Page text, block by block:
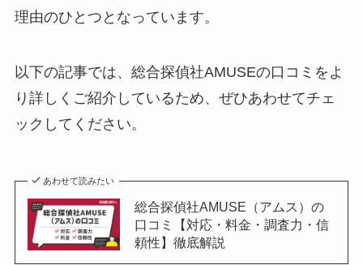
理由のひとつとなっています。
以下の記事では、総合探偵社AMUSEの口コミをよ
り詳しくご紹介しているため、ぜひあわせてチェ
ックしてください。
あわせて読みたい
総合探偵社AMUSE（アムス）の
口コミ【対応・料金・調査力・信
頼性】徹底解説